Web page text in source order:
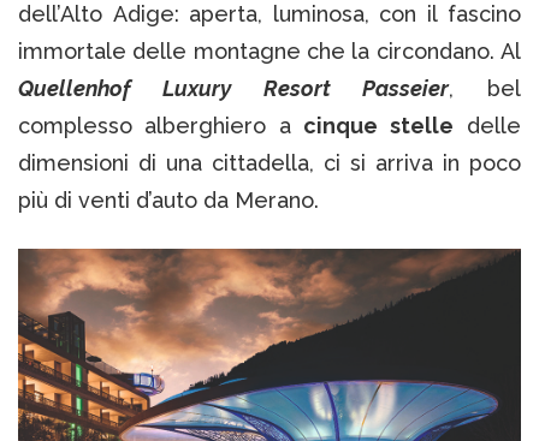
dell’Alto Adige: aperta, luminosa, con il fascino
immortale delle montagne che la circondano. Al
Quellenhof Luxury Resort Passeier, bel
complesso alberghiero a cinque stelle delle
dimensioni di una cittadella, ci si arriva in poco
più di venti d’auto da Merano.